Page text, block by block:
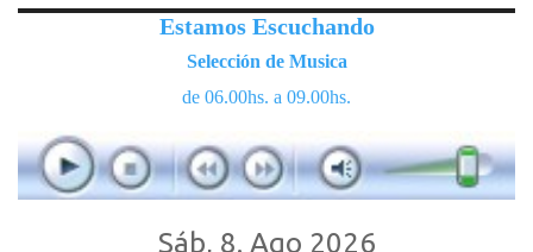
Estamos Escuchando
Selección de Musica
de 06.00hs. a 09.00hs.